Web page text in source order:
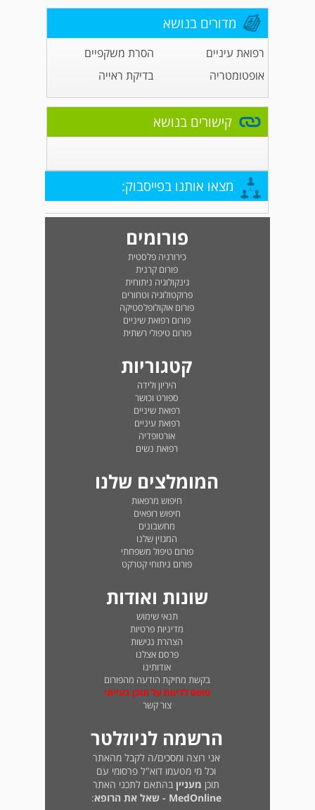
מדורים בנושא
רפואת עיניים
הסרת משקפיים
אופטומטריה
בדיקת ראייה
קישורים בנושא
מצאו אותנו בפייסבוק:
פורומים
כירורגיה פלסטית
פורום קרנית
גינקולוגיה ניתוחית
פרוקטולוגיה וטחורים
פורום אוקולופלסטיקה
פורום רפואת שיניים
פורום טיפולי רשתית
קטגוריות
היריון ולידה
ספורט וכושר
רפואת שיניים
רפואת עיניים
אורטופדיה
רפואת נשים
המומלצים שלנו
חיפוש מרפאות
חיפוש רופאים
מחשבונים
המגזין שלנו
פורום טיפול משפחתי
פורום ניתוחי קטרקט
שונות ואודות
תנאי שימוש
מדיניות פרטיות
הצהרת נגישות
פרסם אצלנו
אודותינו
בקשת מחיקת הודעה מהפורום
טופס לדיווח על תוכן בעייתי
צור קשר
הרשמה לניוזלטר
אני רוצה ומסכים/ה לקבל מהאתר
וכל מי מטעמו דוא"ל פרסומי עם
תוכן מעניין בהתאם לתכני האתר
MedOnline - שאל את הרופא
: